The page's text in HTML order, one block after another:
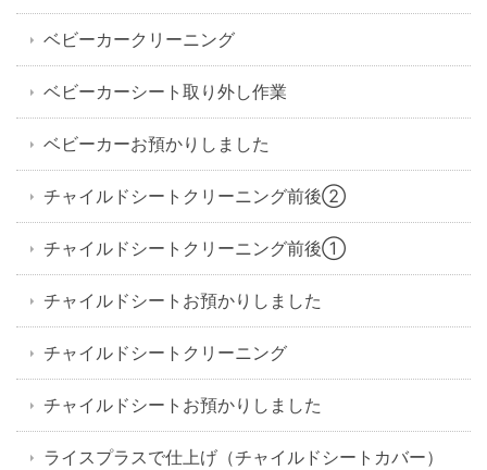
ベビーカークリーニング
ベビーカーシート取り外し作業
ベビーカーお預かりしました
チャイルドシートクリーニング前後②
チャイルドシートクリーニング前後①
チャイルドシートお預かりしました
チャイルドシートクリーニング
チャイルドシートお預かりしました
ライスプラスで仕上げ（チャイルドシートカバー）